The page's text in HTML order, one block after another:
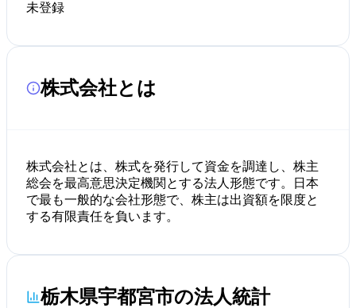
未登録
株式会社とは
株式会社とは、株式を発行して資金を調達し、株主
総会を最高意思決定機関とする法人形態です。日本
で最も一般的な会社形態で、株主は出資額を限度と
する有限責任を負います。
栃木県宇都宮市の法人統計